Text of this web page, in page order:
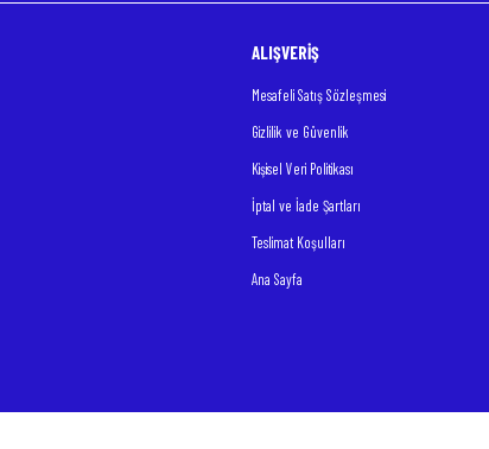
ALIŞVERİŞ
Mesafeli Satış Sözleşmesi
Gizlilik ve Güvenlik
Kişisel Veri Politikası
İptal ve İade Şartları
Teslimat Koşulları
Ana Sayfa